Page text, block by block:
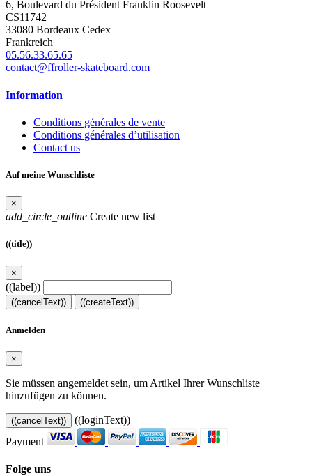
6, Boulevard du Président Franklin Roosevelt
CS11742
33080 Bordeaux Cedex
Frankreich
05.56.33.65.65
contact@ffroller-skateboard.com
Information
Conditions générales de vente
Conditions générales d’utilisation
Contact us
Auf meine Wunschliste
×
add_circle_outline Create new list
((title))
×
((label))
((cancelText)) ((createText))
Anmelden
×
Sie müssen angemeldet sein, um Artikel Ihrer Wunschliste
hinzufügen zu können.
((cancelText))
((loginText))
Payment
Folge uns